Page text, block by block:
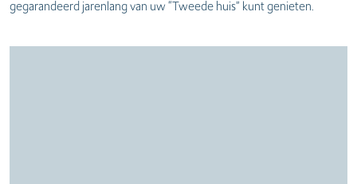
gegarandeerd jarenlang van uw “Tweede huis” kunt genieten.